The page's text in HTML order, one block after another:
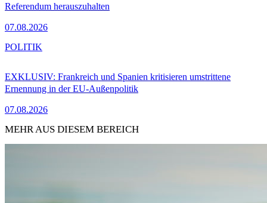
Referendum herauszuhalten
07.08.2026
EXKLUSIV: Frankreich und Spanien kritisieren umstrittene
Ernennung in der EU-Außenpolitik
07.08.2026
POLITIK
MEHR AUS DIESEM BEREICH